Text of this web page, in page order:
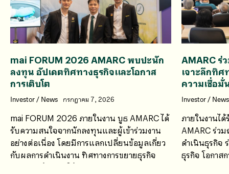
mai FORUM 2026 AMARC พบปะนัก
ลงทุน อัปเดตทิศทางธุรกิจและโอกาส
การเติบโต
Investor/ News กรกฎาคม 7, 2026
mai FORUM 2026 ภายในงาน บูธ AMARC ได้
รับความสนใจจากนักลงทุนและผู้เข้าร่วมงาน
อย่างต่อเนื่อง โดยมีการแลกเปลี่ยนข้อมูลเกี่ยว
กับผลการดำเนินงาน ทิศทางการขยายธุรกิจ
ศักยภาพด้านการให้บริการ
AMARC ร่
เจาะลึกทิ
ความเชื่อ
Investor/ News
ภายในงานไ
AMARC ร่ว
ดำเนินธุรกิจ
ธุรกิจ โอกาส